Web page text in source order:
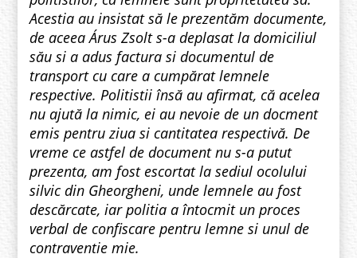
Acestia au insistat să le prezentăm documente,
de aceea Árus Zsolt s-a deplasat la domiciliul
său si a adus factura si documentul de
transport cu care a cumpărat lemnele
respective. Politistii însă au afirmat, că acelea
nu ajută la nimic, ei au nevoie de un docment
emis pentru ziua si cantitatea respectivă. De
vreme ce astfel de document nu s-a putut
prezenta, am fost escortat la sediul ocolului
silvic din Gheorgheni, unde lemnele au fost
descărcate, iar politia a întocmit un proces
verbal de confiscare pentru lemne si unul de
contraventie mie.